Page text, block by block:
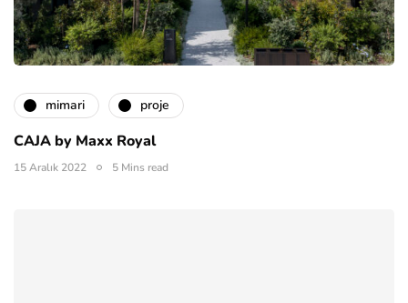
mimari proje
CAJA by Maxx Royal
15 Aralık 2022 5 Mins read